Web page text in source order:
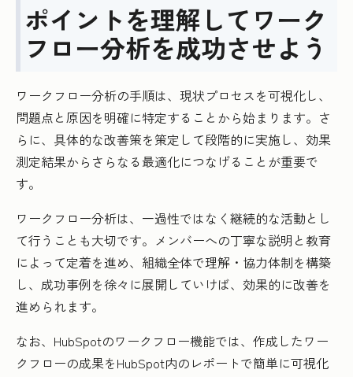
ポイントを理解してワーク
フロー分析を成功させよう
ワークフロー分析の手順は、現状プロセスを可視化し、
問題点と原因を明確に特定することから始まります。さ
らに、具体的な改善策を策定して段階的に実施し、効果
測定結果からさらなる最適化につなげることが重要で
す。
ワークフロー分析は、一過性ではなく継続的な活動とし
て行うことも大切です。メンバーへの丁寧な説明と教育
によって定着を進め、組織全体で理解・協力体制を構築
し、成功事例を徐々に展開していけば、効果的に改善を
進められます。
なお、HubSpotのワークフロー機能では、作成したワー
クフローの成果をHubSpot内のレポートで簡単に可視化